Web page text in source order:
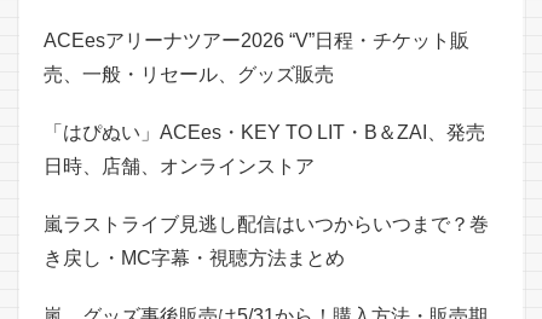
ACEesアリーナツアー2026 “V”日程・チケット販
売、一般・リセール、グッズ販売
「はぴぬい」ACEes・KEY TO LIT・B＆ZAI、発売
日時、店舗、オンラインストア
嵐ラストライブ見逃し配信はいつからいつまで？巻
き戻し・MC字幕・視聴方法まとめ